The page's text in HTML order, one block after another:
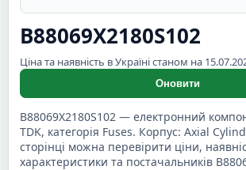
B88069X2180S102
Ціна та наявність в Україні станом на
Оновити
B88069X2180S102 — електронний
TDK, категорія Fuses. Корпус: Axial
сторінці можна перевірити ціни,
характеристики та постачальників